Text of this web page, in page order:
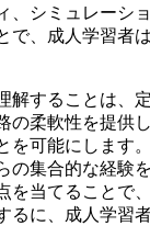
、シミュレーシ
で、成人学習者
解することは、
の柔軟性を提供
を可能にします
の集合的な経験
を当てることで
るに、成人学習